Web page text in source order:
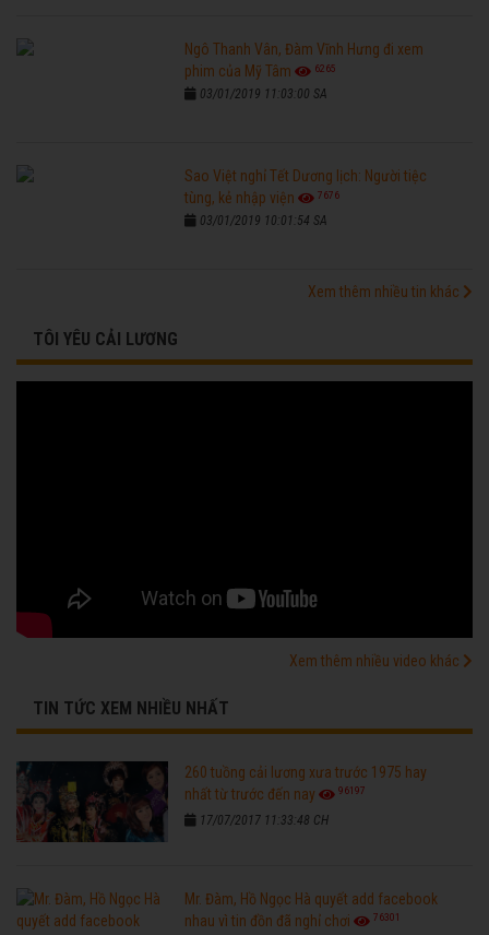
Ngô Thanh Vân, Đàm Vĩnh Hưng đi xem
phim của Mỹ Tâm
6265
03/01/2019 11:03:00 SA
Sao Việt nghỉ Tết Dương lịch: Người tiệc
tùng, kẻ nhập viện
7676
03/01/2019 10:01:54 SA
Xem thêm nhiều tin khác
TÔI YÊU CẢI LƯƠNG
Xem thêm nhiều video khác
TIN TỨC XEM NHIỀU NHẤT
260 tuồng cải lương xưa trước 1975 hay
nhất từ trước đến nay
96197
17/07/2017 11:33:48 CH
Mr. Đàm, Hồ Ngọc Hà quyết add facebook
nhau vì tin đồn đã nghỉ chơi
76301